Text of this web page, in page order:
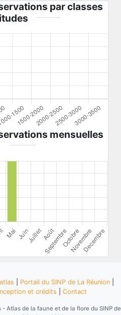
par classes
mensuelles
Portail du SINP de La Réunion
et crédits
Contact
- Atlas de la faune et de la flore du SINP de